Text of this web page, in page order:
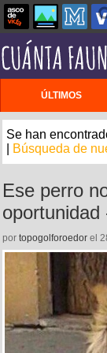
ÚLTIMOS
Se han
Búsqueda de
Ese perro
oportunidad
por topogolforoedor el